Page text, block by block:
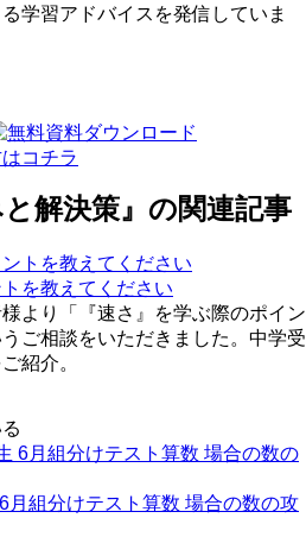
学習アドバイスを発信していま
コチラ
と解決策』の関連記事
を教えてください
より「『速さ』を学ぶ際のポイン
ご相談をいただきました。中学受
紹介。
月組分けテスト算数 場合の数の攻